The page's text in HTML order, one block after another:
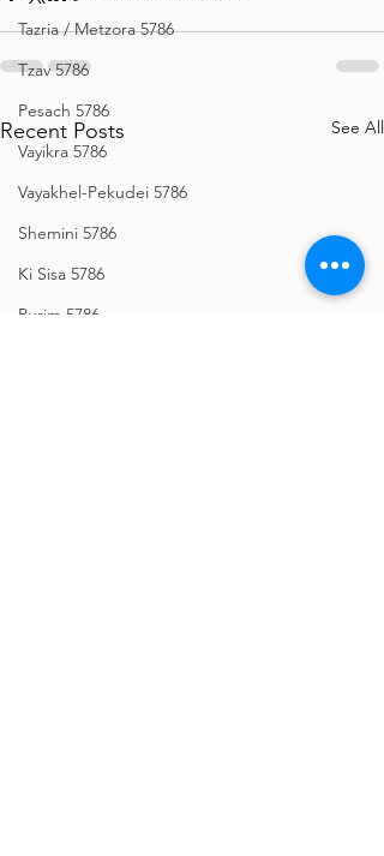
Tazria / Metzora 5786
Tzav 5786
Pesach 5786
Vayikra 5786
Vayakhel-Pekudei 5786
Shemini 5786
Ki Sisa 5786
Purim 5786
Recent Posts See All